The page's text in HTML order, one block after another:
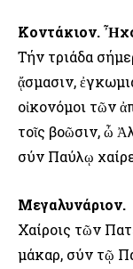
Κοντάκιον.
Τήν τριάδα
ᾄσμασιν,
οἰκονόμοι τῶν
τοῖς βοῶσιν, ὦ
σύν Παύλῳ
Μεγαλυνάριον.
Χαίροις τῶν
μάκαρ, σύν τῷ